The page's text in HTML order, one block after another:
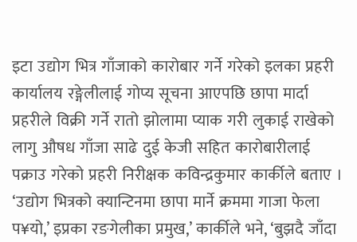
इटा उद्योग भित्र गाँजाको कारोबार गर्ने गरेको इलका प्रहरी
कार्यालय रङ्गेलीलाई गोप्य सूचना आएपछि छापा मार्दा
प्रहरीले विक्री गर्ने रातो झोलामा प्याक गरी लुकाई राखेको
लागु औषध गाँजा साढे दुई केजी सहित कारोबारीलाई
पक्राउ गरेको प्रहरी निरीक्षक कविन्द्रकुमार कार्कीले बताए ।
‘उद्योग भित्रको क्यान्टिनमा छापा मार्ने क्रममा गाजा फेला
प¥यो,’ इप्रका रङगेलीका प्रमुख,’ कार्कीले भने, ‘बुझदै जाँदा